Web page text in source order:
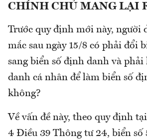
CHÍNH CHỦ MANG LẠI
Trước quy định mới này, người
mắc sau ngày 15/8 có phải đổi
sang biển số định danh và phải
danh cá nhân để làm biển số
không?
Về vấn đề này, theo quy định
4 Điều 39 Thông tư 24, biển số